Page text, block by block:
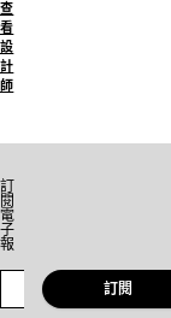
查
看
設
計
師
訂
閱
電
子
報
訂閱